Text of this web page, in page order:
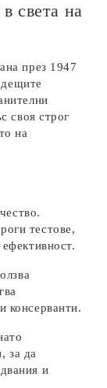
света на
през 1947
своя строг
на
тестове,
консерванти.
за да
и